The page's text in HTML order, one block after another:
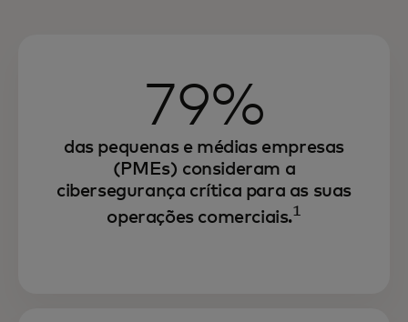
79%
das pequenas e médias empresas
(PMEs) consideram a
cibersegurança crítica para as suas
operações comerciais.1